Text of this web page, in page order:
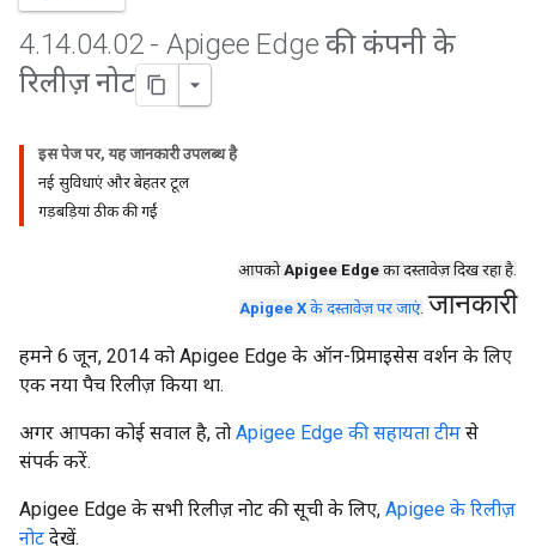
4.14.04.02 - Apigee Edge की कंपनी के
रिलीज़ नोट
इस पेज पर, यह जानकारी उपलब्ध है
नई सुविधाएं और बेहतर टूल
गड़बड़ियां ठीक की गईं
आपकोApigee Edge का दस्तावेज़ दिख रहा है.
Apigee X के दस्तावेज़ पर जाएं. जानकारी
हमने 6 जून, 2014 को Apigee Edge के ऑन-प्रिमाइसेस वर्शन के लिए
एक नया पैच रिलीज़ किया था.
अगर आपका कोई सवाल है, तो Apigee Edge की सहायता टीम से
संपर्क करें.
Apigee Edge के सभी रिलीज़ नोट की सूची के लिए, Apigee के रिलीज़
नोट देखें.